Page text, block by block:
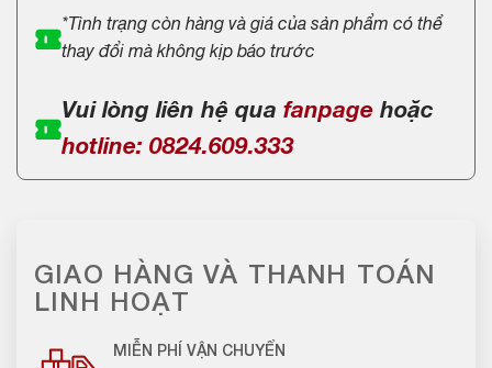
*Tình trạng còn hàng và giá của sản phẩm có thể
thay đổi mà không kịp báo trước
Vui lòng liên hệ qua fanpage hoặc
hotline: 0824.609.333
GIAO HÀNG VÀ THANH TOÁN
LINH HOẠT
MIỄN PHÍ VẬN CHUYỂN